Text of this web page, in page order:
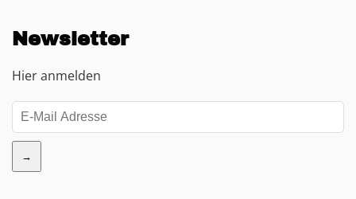
Newsletter
Hier anmelden
→